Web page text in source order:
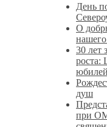
День
О
30 лет
роста:
юбилей
душ
при